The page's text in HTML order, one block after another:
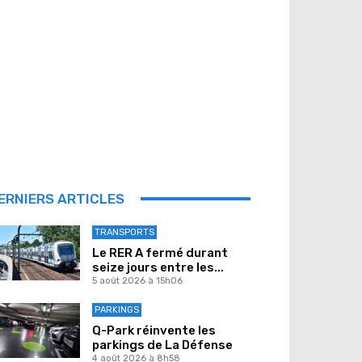
ARTICLES
TRANSPORTS
Le RER A fermé durant
seize jours entre les...
5 août 2026 à 15h06
PARKINGS
Q-Park réinvente les
parkings de La Défense
4 août 2026 à 8h58